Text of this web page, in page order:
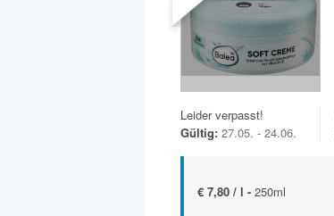
Leider verpasst!
Gültig: 27.05. - 24.06.
€ 7,80 / l - 250ml